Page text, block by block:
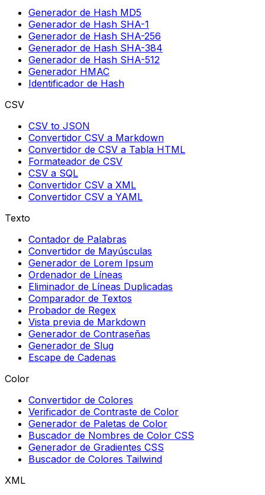
Generador de Hash MD5
Generador de Hash SHA-1
Generador de Hash SHA-256
Generador de Hash SHA-384
Generador de Hash SHA-512
Generador HMAC
Identificador de Hash
CSV
CSV to JSON
Convertidor CSV a Markdown
Convertidor de CSV a Tabla HTML
Formateador de CSV
CSV a SQL
Convertidor CSV a XML
Convertidor CSV a YAML
Texto
Contador de Palabras
Convertidor de Mayúsculas
Generador de Lorem Ipsum
Ordenador de Líneas
Eliminador de Líneas Duplicadas
Comparador de Textos
Probador de Regex
Vista previa de Markdown
Generador de Contraseñas
Generador de Slug
Escape de Cadenas
Color
Convertidor de Colores
Verificador de Contraste de Color
Generador de Paletas de Color
Buscador de Nombres de Color CSS
Generador de Gradientes CSS
Buscador de Colores Tailwind
XML